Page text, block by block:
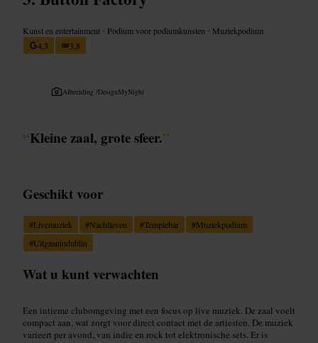
Kunst en entertainment • Podium voor podiumkunsten • Muziekpodium
4,3
3,8
Afbeelding /DesignMyNight
“Kleine zaal, grote sfeer.”
Geschikt voor
#Livemuziek #Nachtleven #Templebar #Muziekpodium
#Uitgaanindublin
Wat u kunt verwachten
Een intieme clubomgeving met een focus op live muziek. De zaal voelt
compact aan, wat zorgt voor direct contact met de artiesten. De muziek
varieert per avond, van indie en rock tot elektronische sets. Er is